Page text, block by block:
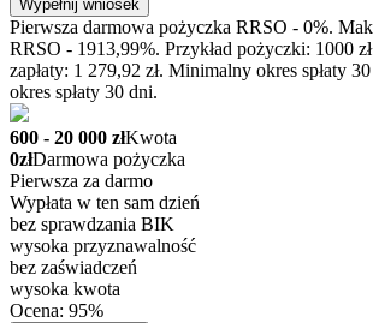
Wypełnij wniosek
Pierwsza darmowa pożyczka RRSO - 0%.
RRSO - 1913,99%. Przykład pożyczki: 1000
zapłaty: 1 279,92 zł. Minimalny okres spłaty
okres spłaty 30 dni.
600 - 20 000 złKwota
0złDarmowa pożyczka
Pierwsza za darmo
Wypłata w ten sam dzień
bez sprawdzania BIK
wysoka przyznawalność
bez zaświadczeń
wysoka kwota
Ocena: 95%